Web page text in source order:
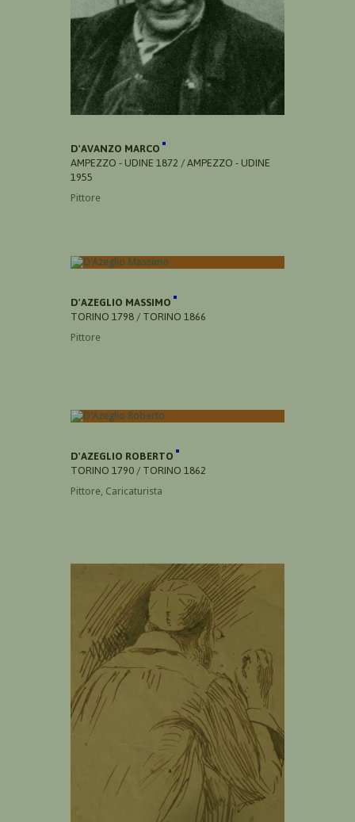
D'AVANZO MARCO
AMPEZZO - UDINE 1872 / AMPEZZO - UDINE
1955
Pittore
D'AZEGLIO MASSIMO
TORINO 1798 / TORINO 1866
Pittore
D'AZEGLIO ROBERTO
TORINO 1790 / TORINO 1862
Pittore, Caricaturista